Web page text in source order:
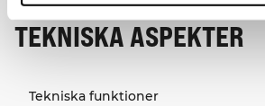
TEKNISKA ASPEKTER
Tekniska funktioner